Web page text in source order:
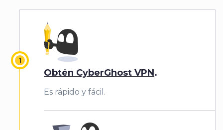
Obtén CyberGhost VPN.
Es rápido y fácil.